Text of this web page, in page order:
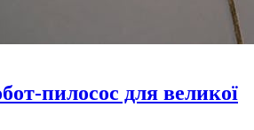
пилосос для великої